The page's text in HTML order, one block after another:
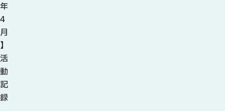
年
4
月
】
活
動
記
録